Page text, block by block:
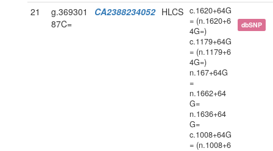
21
g.369301
87C=
CA2388234052 HLCS c.1620+64G
= (n.1620+6
4G=)
c.1179+64G
= (n.1179+6
4G=)
n.167+64G
=
n.1662+64
G=
n.1636+64
G=
c.1008+64G
= (n.1008+6
dbSNP